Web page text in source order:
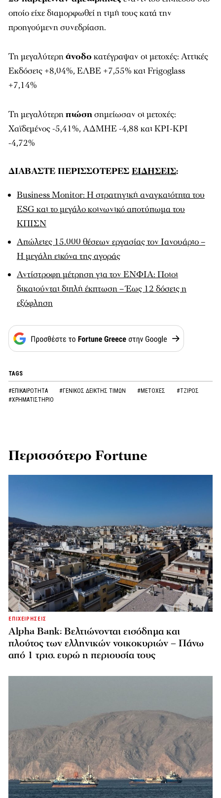
οποίο είχε διαμορφωθεί η τιμή τους κατά την
προηγούμενη συνεδρίαση.
Τη μεγαλύτερηάνοδο κατέγραψαν οι μετοχές: Αττικές
Εκδόσεις +8,04%, ΕΛΒΕ +7,55% και Frigoglass
+7,14%
Τη μεγαλύτερηπτώσησημείωσαν οι μετοχές:
Χαϊδεμένος -5,41%, ΑΔΜΗΕ -4,88 και ΚΡΙ-ΚΡΙ
-4,72%
ΔΙΑΒΑΣΤΕ ΠΕΡΙΣΣΟΤΕΡΕΣ ΕΙΔΗΣΕΙΣ:
Business Monitor: Η στρατηγική αναγκαιότητα του
ESG και το μεγάλο κοινωνικό αποτύπωμα του
ΚΠΙΣΝ
Απώλειες 15.000 θέσεων εργασίας τον Ιανουάριο –
Η μεγάλη εικόνα της αγοράς
Αντίστροφη μέτρηση για τον ΕΝΦΙΑ: Ποιοι
δικαιούνται διπλή έκπτωση – Έως 12 δόσεις η
εξόφληση
TAGS
#ΕΠΙΚΑΙΡΟΤΗΤΑ #ΓΕΝΙΚΟΣ ΔΕΙΚΤΗΣ ΤΙΜΩΝ #ΜΕΤΟΧΕΣ
#ΤΖΙΡΟΣ
#ΧΡΗΜΑΤΙΣΤΗΡΙΟ
Περισσότερο Fortune
ΕΠΙΧΕΙΡΗΣΕΙΣ
Alpha Bank: Βελτιώνονται εισόδημα και
πλούτος των ελληνικών νοικοκυριών – Πάνω
από 1 τρισ. ευρώ η περιουσία τους